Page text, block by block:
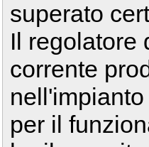
superato
Il regolatore
corrente
per il